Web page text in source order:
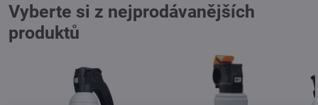
Vyberte si z nejprodávanějších
produktů